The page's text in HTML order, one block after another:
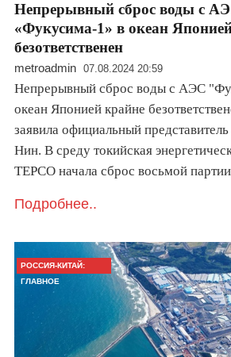
Непрерывный сброс воды с
«Фукусима-1» в океан
безответственен
metroadmin 07.08.2024 20:59
Непрерывный сброс воды с АЭС
океан Японией крайне
заявила официальный
Нин. В среду токийская
TEPCO начала сброс восьмой
Подробнее..
РОССИЯ-КИТАЙ:
ГЛАВНОЕ